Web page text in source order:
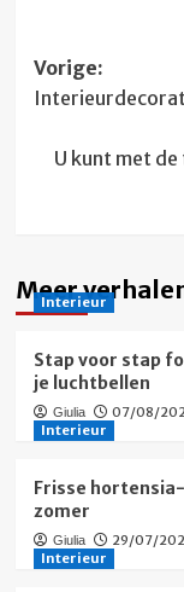
Bericht
Vorige:
U kunt met
Meer
Interieur
Stap voor stap
je luchtbellen
Giulia 07/08/
Interieur
Frisse
zomer
Giulia 29/07/
Interieur